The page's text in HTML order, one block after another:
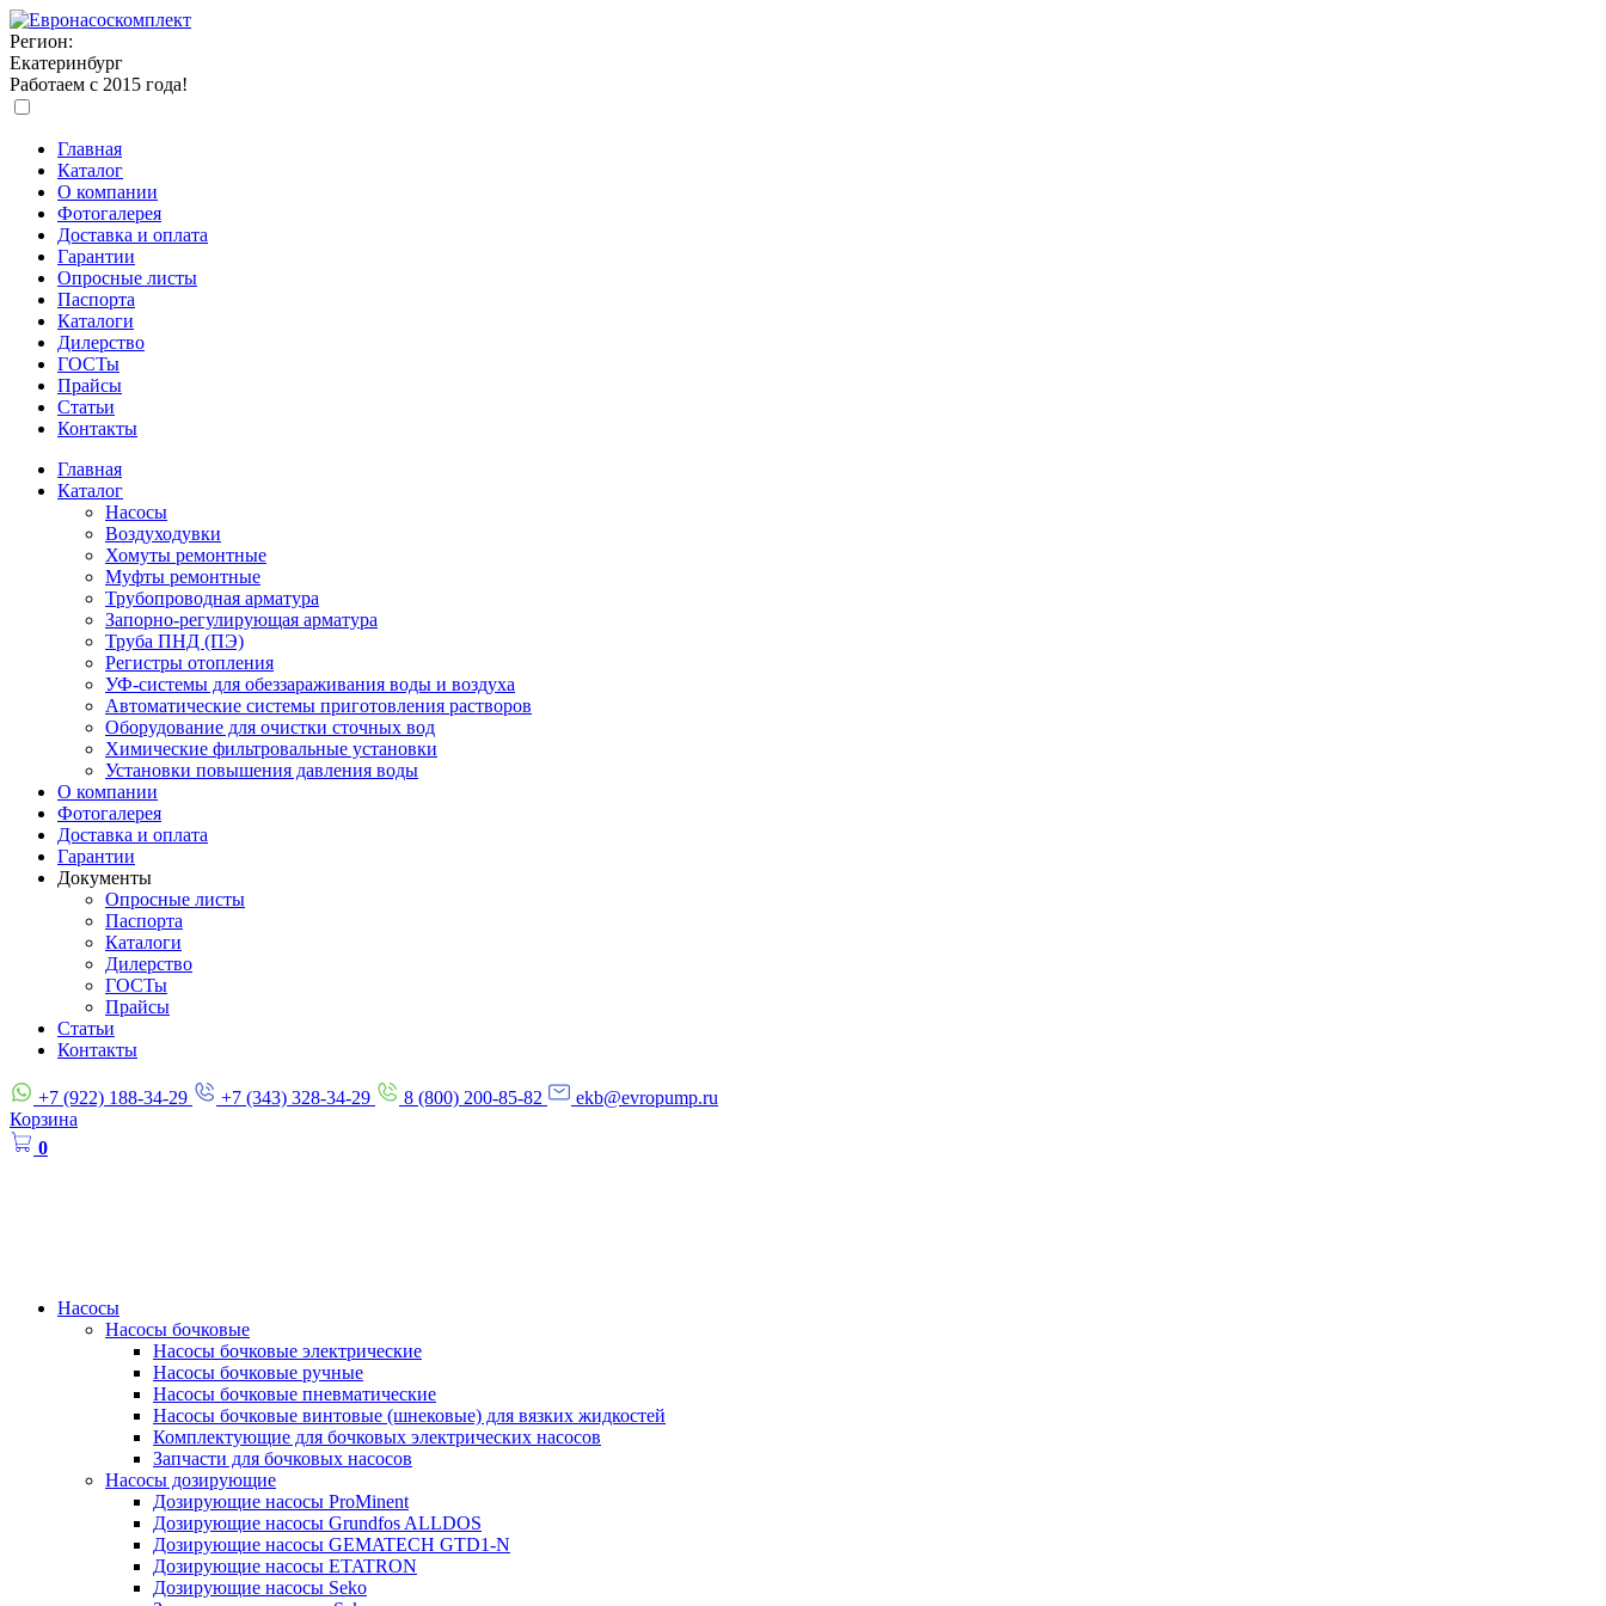
Регион:
Екатеринбург
Работаем с 2015 года!
Главная
Каталог
О компании
Фотогалерея
Доставка и оплата
Гарантии
Опросные листы
Паспорта
Каталоги
Дилерство
ГОСТы
Прайсы
Статьи
Контакты
Главная
Каталог
Насосы
Воздуходувки
Хомуты ремонтные
Муфты ремонтные
Трубопроводная арматура
Запорно-регулирующая арматура
Труба ПНД (ПЭ)
Регистры отопления
УФ-системы для обеззараживания воды и воздуха
Автоматические системы приготовления растворов
Оборудование для очистки сточных вод
Химические фильтровальные установки
Установки повышения давления воды
О компании
Фотогалерея
Доставка и оплата
Гарантии
Документы
Опросные листы
Паспорта
Каталоги
Дилерство
ГОСТы
Прайсы
Статьи
Контакты
+7 (922) 188-34-29 +7 (343) 328-34-29 8 (800) 200-85-82
ekb@evropump.ru
Корзина
0
Насосы
Насосы бочковые
Насосы бочковые электрические
Насосы бочковые ручные
Насосы бочковые пневматические
Насосы бочковые винтовые (шнековые) для вязких жидкостей
Комплектующие для бочковых электрических насосов
Запчасти для бочковых насосов
Насосы дозирующие
Дозирующие насосы ProMinent
Дозирующие насосы Grundfos ALLDOS
Дозирующие насосы GEMATECH GTD1-N
Дозирующие насосы ETATRON
Дозирующие насосы Seko